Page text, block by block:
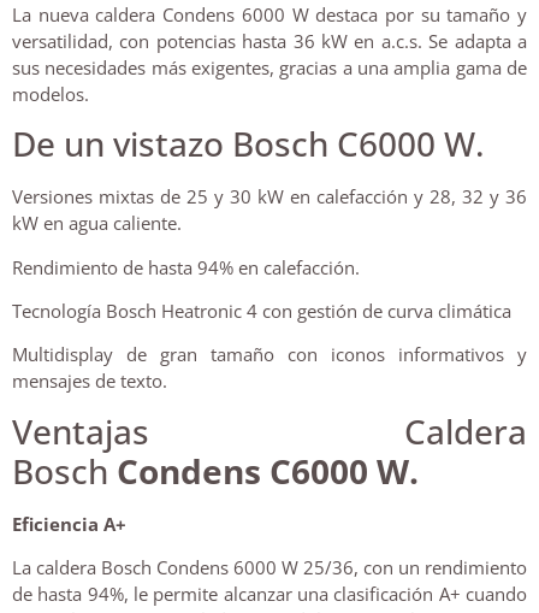
La nueva caldera Condens 6000 W destaca por su tamaño y
versatilidad, con potencias hasta 36 kW en a.c.s. Se adapta a
sus necesidades más exigentes, gracias a una amplia gama de
modelos.
De un vistazo Bosch C6000 W.
Versiones mixtas de 25 y 30 kW en calefacción y 28, 32 y 36
kW en agua caliente.
Rendimiento de hasta 94% en calefacción.
Tecnología Bosch Heatronic 4 con gestión de curva climática
Multidisplay de gran tamaño con iconos informativos y
mensajes de texto.
Ventajas Caldera
Bosch Condens C6000 W.
Eficiencia A+
La caldera Bosch Condens 6000 W 25/36, con un rendimiento
de hasta 94%, le permite alcanzar una clasificación A+ cuando